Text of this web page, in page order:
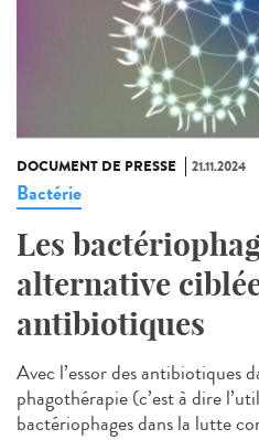
DOCUMENT DE PRESSE 21.11.2024
Bactérie
Les
alternative
antibiotiques
Avec l’essor des antibiotiques
phagothérapie (c’est à dire
bactériophages dans la lutte